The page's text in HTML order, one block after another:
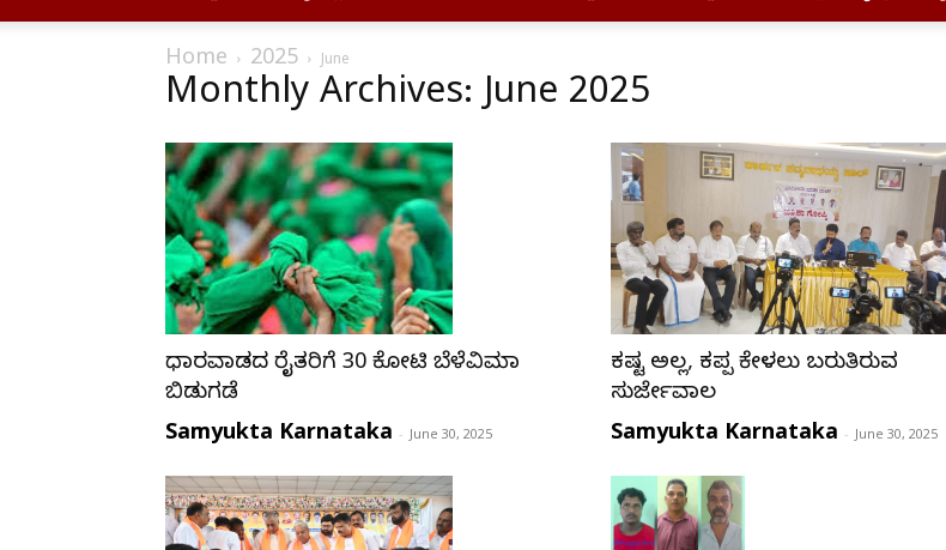
Home 2025 June
Monthly Archives: June 2025
ಧಾರವಾಡದ ರೈತರಿಗೆ 30 ಕೋಟಿ ಬೆಳೆವಿಮಾ
ಬಿಡುಗಡೆ
Samyukta Karnataka - June 30, 2025
ಕಷ್ಟ ಅಲ್ಲ, ಕಪ್ಪ ಕೇಳಲು ಬರುತ್ತಿರುವ
ಸುರ್ಜೇವಾಲ
Samyukta Karnataka - June 30, 2025